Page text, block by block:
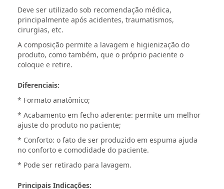
Deve ser utilizado sob recomendação médica,
principalmente após acidentes, traumatismos,
cirurgias, etc.
A composição permite a lavagem e higienização do
produto, como também, que o próprio paciente o
coloque e retire.
Diferenciais:
* Formato anatômico;
* Acabamento em fecho aderente: permite um melhor
ajuste do produto no paciente;
* Conforto: o fato de ser produzido em espuma ajuda
no conforto e comodidade do paciente.
* Pode ser retirado para lavagem.
Principais Indicações: